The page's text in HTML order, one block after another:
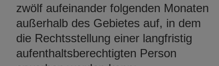
zwölf aufeinander folgenden Monaten
außerhalb des Gebietes auf, in dem
die Rechtsstellung einer langfristig
aufenthaltsberechtigten Person